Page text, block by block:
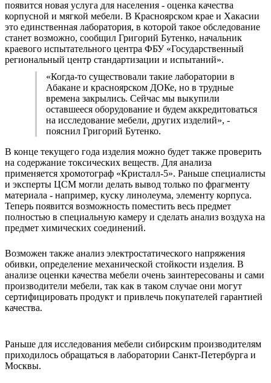
появится новая услуга для населения - оценка качества
корпусной и мягкой мебели. В Красноярском крае и Хакасии
это единственная лаборатория, в которой такое обследование
станет возможно, сообщил Григорий Бутенко, начальник
краевого испытательного центра ФБУ «Государственный
региональный центр стандартизации и испытаний».
«Когда-то существовали такие лаборатории в
Абакане и красноярском ДОКе, но в трудные
времена закрылись. Сейчас мы выкупили
оставшееся оборудование и будем аккредитоваться
на исследование мебели, других изделий», -
пояснил Григорий Бутенко.
В конце текущего года изделия можно будет также проверить
на содержание токсических веществ. Для анализа
применяется хромотограф «Кристалл-5». Раньше специалисты
и эксперты ЦСМ могли делать вывод только по фрагменту
материала - например, куску линолеума, элементу корпуса.
Теперь появится возможность поместить весь предмет
полностью в специальную камеру и сделать анализ воздуха на
предмет химических соединений.
Возможен также анализ электростатического напряжения
обивки, определение механической стойкости изделия. В
анализе оценки качества мебели очень заинтересованы и сами
производители мебели, так как в таком случае они могут
сертифицировать продукт и привлечь покупателей гарантией
качества.
Раньше для исследования мебели сибирским производителям
приходилось обращаться в лаборатории Санкт-Петербурга и
Москвы.